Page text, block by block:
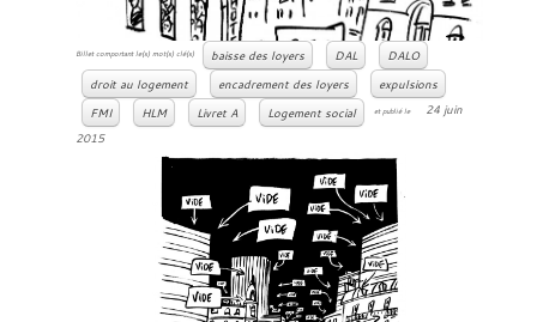
Billet comportant le(s) mot(s) clé(s) baisse des loyers DAL
DALO
droit au logement
encadrement des loyers
expulsions
FMI
HLM Livret A Logement social et publié le
24 juin
2015